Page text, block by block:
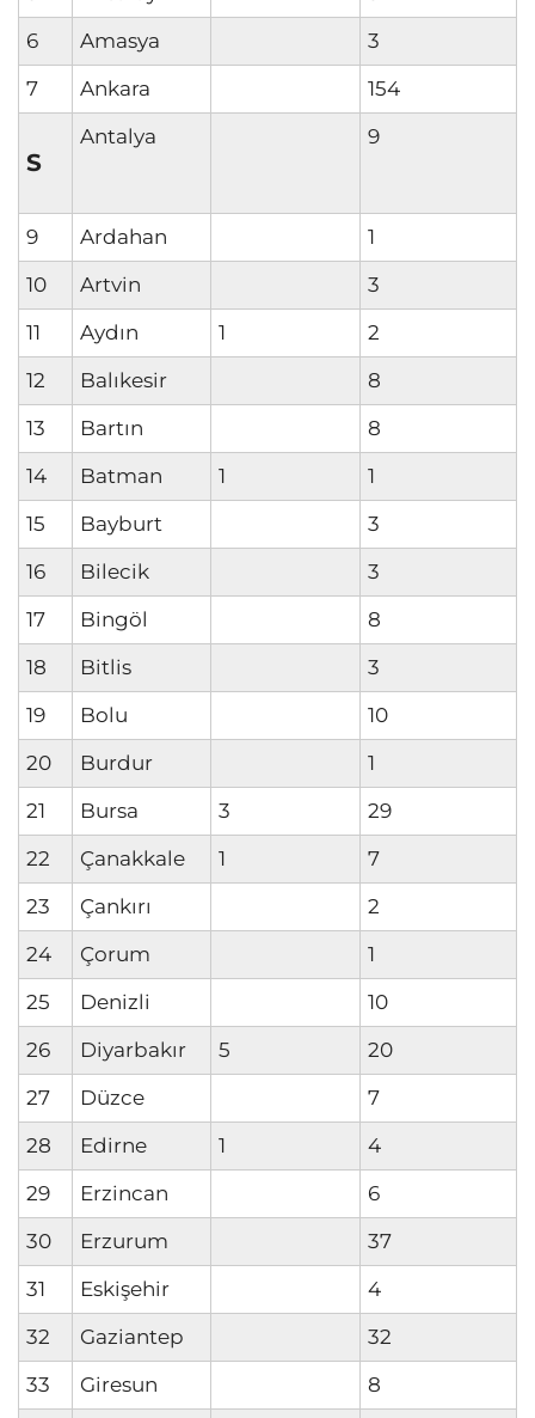
6
Amasya
3
7
Ankara 154
S
Antalya 9
9 Ardahan
1
10
Artvin
3
11
Aydın 1
2
12
Balıkesir
8
13
Bartın
8
14
Batman 1
1
15
Bayburt
3
16
Bilecik
3
17
Bingöl
8
18
Bitlis
3
19
Bolu
10
20
Burdur
1
21
Bursa 3
29
22
Çanakkale 1
7
23
Çankırı
2
24
Çorum
1
25
Denizli
10
26
Diyarbakır 5
20
27
Düzce
7
28
Edirne 1
4
29
Erzincan
6
30
Erzurum
37
31
Eskişehir
4
32
Gaziantep
32
33
Giresun
8